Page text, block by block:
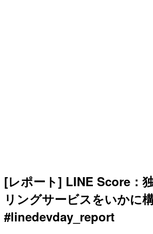
[レポート] LINE Score：
リングサービスをいかに
#linedevday_report